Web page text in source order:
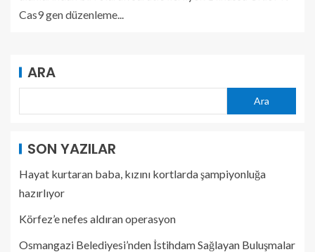
Cas9 gen düzenleme...
ARA
Ara
SON YAZILAR
Hayat kurtaran baba, kızını kortlarda şampiyonluğa
hazırlıyor
Körfez’e nefes aldıran operasyon
Osmangazi Belediyesi’nden İstihdam Sağlayan Buluşmalar